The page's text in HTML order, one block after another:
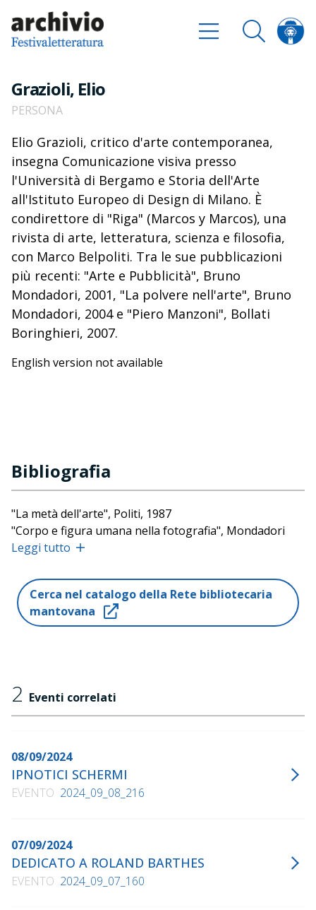
Grazioli, Elio
PERSONA
Elio Grazioli, critico d'arte contemporanea,
insegna Comunicazione visiva presso
l'Università di Bergamo e Storia dell'Arte
all'Istituto Europeo di Design di Milano. È
condirettore di "Riga" (Marcos y Marcos), una
rivista di arte, letteratura, scienza e filosofia,
con Marco Belpoliti. Tra le sue pubblicazioni
più recenti: "Arte e Pubblicità", Bruno
Mondadori, 2001, "La polvere nell'arte", Bruno
Mondadori, 2004 e "Piero Manzoni", Bollati
Boringhieri, 2007.
English version not available
Bibliografia
"La metà dell'arte", Politi, 1987
"Corpo e figura umana nella fotografia", Mondadori
Bruno, 2000
"Piero Manzoni. In appendice tutti gli scritti dell'artista",
Bollati Boringhieri, 2007
"Ugo Mulas", Mondadori Bruno, 2010
Leggi tutto
Cerca nel catalogo della Rete bibliotecaria
mantovana
2 Eventi correlati
08/09/2024
IPNOTICI SCHERMI
EVENTO 2024_09_08_216
07/09/2024
DEDICATO A ROLAND BARTHES
EVENTO 2024_09_07_160